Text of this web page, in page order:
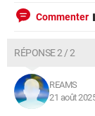
Commenter
RÉPONSE 2 / 2
REAMS
21 août